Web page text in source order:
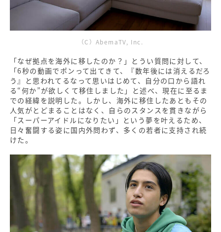
（C）AbemaTV, Inc.
「なぜ拠点を海外に移したのか？」とうい質問に対して、
「6秒の動画でポンって出てきて、『数年後には消えるだろ
う』と思われてるなって思いはじめて、自分の口から語れ
る“何か”が欲しくて移住しました」と述べ、現在に至るま
での経緯を説明した。しかし、海外に移住したあともその
人気がとどまることはなく、自らのスタンスを貫きながら
「スーパーアイドルになりたい」という夢を叶えるため、
日々奮闘する姿に国内外問わず、多くの若者に支持され続
けた。